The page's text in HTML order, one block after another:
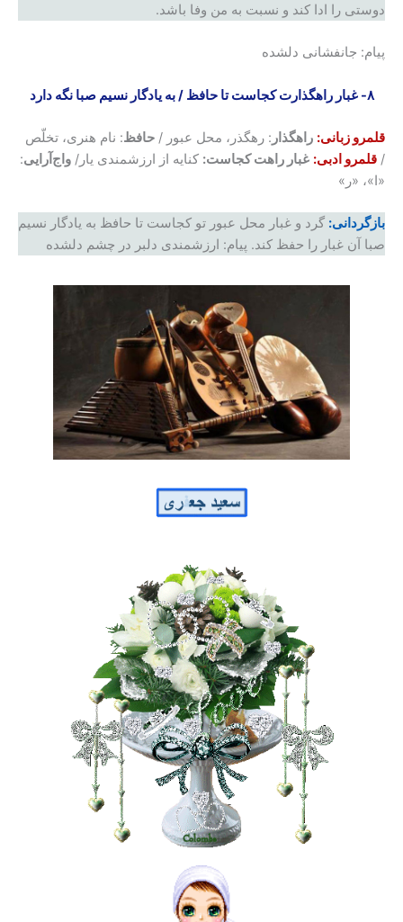
دوستی را ادا کند و نسبت به من وفا باشد.
پیام: جانفشانی دلشده
۸- غبار راهگذارت کجاست تا حافظ / به یادگار نسیم صبا نگه دارد
قلمرو زبانی: راهگذار : رهگذر، محل عبور / حافظ: نام هنری، تخلّص
/ قلمرو ادبی: غبار راهت کجاست: کنایه از ارزشمندی یار/ وا‌ج‌آرایی:
«ا»، «ر»
بازگردانی: گرد و غبار محل عبور تو کجاست تا حافظ به یادگار نسیم
صبا آن غبار را حفظ کند. پیام: ارزشمندی دلبر در چشم دلشده